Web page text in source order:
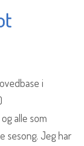
i
alle som
sesong. Jeg har